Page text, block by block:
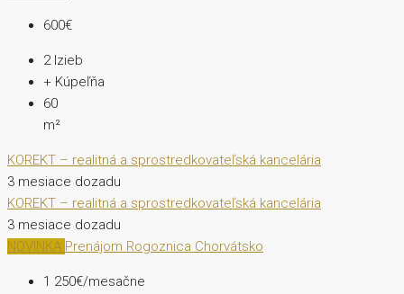
600€
2 Izieb
+ Kúpeľňa
60
m²
KOREKT – realitná a sprostredkovateľská kancelária
3 mesiace dozadu
KOREKT – realitná a sprostredkovateľská kancelária
3 mesiace dozadu
NOVINKA Prenájom Rogoznica Chorvátsko
1 250€/mesačne